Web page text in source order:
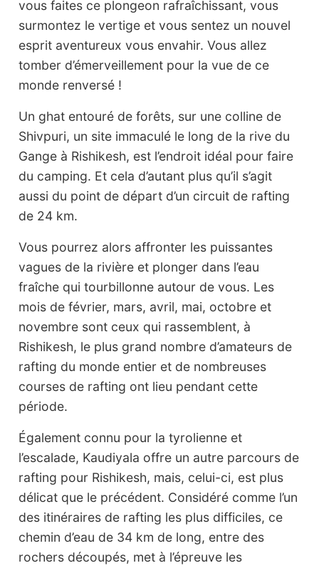
vous faites ce plongeon rafraîchissant, vous
surmontez le vertige et vous sentez un nouvel
esprit aventureux vous envahir. Vous allez
tomber d’émerveillement pour la vue de ce
monde renversé !
Un ghat entouré de forêts, sur une colline de
Shivpuri, un site immaculé le long de la rive du
Gange à Rishikesh, est l’endroit idéal pour faire
du camping. Et cela d’autant plus qu’il s’agit
aussi du point de départ d’un circuit de rafting
de 24 km.
Vous pourrez alors affronter les puissantes
vagues de la rivière et plonger dans l’eau
fraîche qui tourbillonne autour de vous. Les
mois de février, mars, avril, mai, octobre et
novembre sont ceux qui rassemblent, à
Rishikesh, le plus grand nombre d’amateurs de
rafting du monde entier et de nombreuses
courses de rafting ont lieu pendant cette
période.
Également connu pour la tyrolienne et
l’escalade, Kaudiyala offre un autre parcours de
rafting pour Rishikesh, mais, celui-ci, est plus
délicat que le précédent. Considéré comme l’un
des itinéraires de rafting les plus difficiles, ce
chemin d’eau de 34 km de long, entre des
rochers découpés, met à l’épreuve les